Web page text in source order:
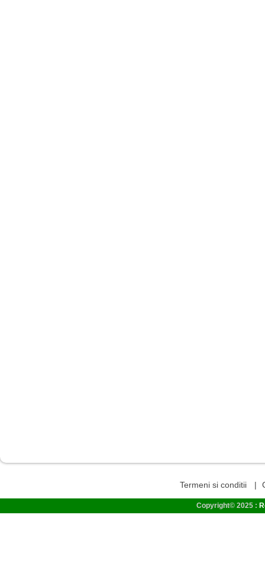
Termeni si conditii |
Copyright© 2025 :